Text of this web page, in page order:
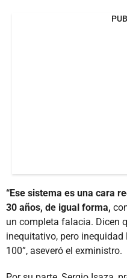
“Ese sistema es una cara
30 años, de igual forma,
un completa falacia. Dicen
inequitativo, pero
100”, aseveró el exministro.